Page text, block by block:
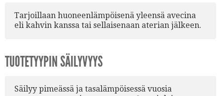
Tarjoillaan huoneenlämpöisenä yleensä avecina
eli kahvin kanssa tai sellaisenaan aterian jälkeen.
TUOTETYYPIN SÄILYVYYS
Säilyy pimeässä ja tasalämpöisessä vuosia